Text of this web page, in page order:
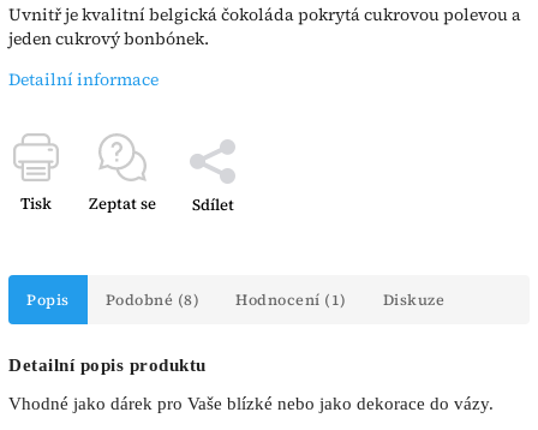
Uvnitř je kvalitní belgická čokoláda pokrytá cukrovou polevou a
jeden cukrový bonbónek.
Detailní informace
Tisk Zeptat se Sdílet
Popis Podobné (8) Hodnocení (1) Diskuze
Detailní popis produktu
Vhodné jako dárek pro Vaše blízké nebo jako dekorace do vázy.